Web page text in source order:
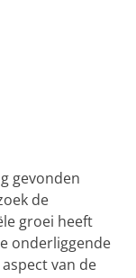
gevonden
de
groei heeft
onderliggende
van de